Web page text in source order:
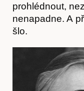
prohlédnout,
nenapadne. A
šlo.